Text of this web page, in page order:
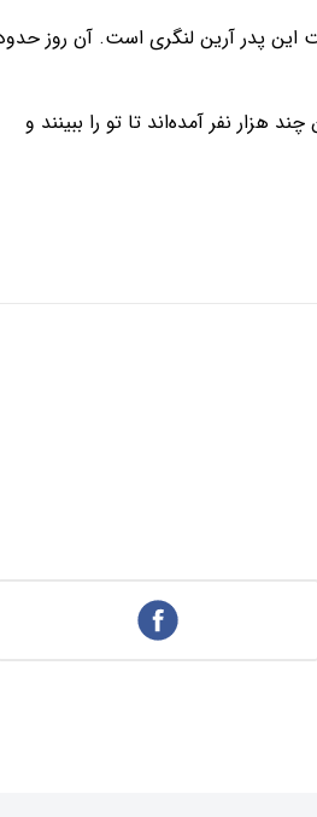
این پدر آرین لنگری است. آن روز
نفر آمده‌اند تا تو را ببینند و